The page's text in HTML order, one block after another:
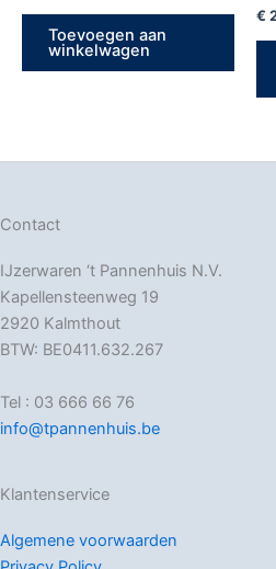
Toevoegen aan
winkelwagen
€
Contact
IJzerwaren ‘t Pannenhuis N.V.
Kapellensteenweg 19
2920 Kalmthout
BTW: BE0411.632.267
Tel : 03 666 66 76
info@tpannenhuis.be
Klantenservice
Algemene voorwaarden